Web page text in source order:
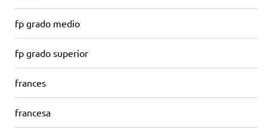
fp grado medio
fp grado superior
frances
francesa